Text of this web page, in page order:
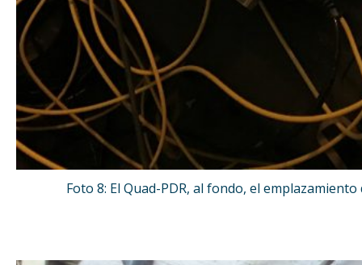
Foto 8: El Quad-PDR, al fondo, el